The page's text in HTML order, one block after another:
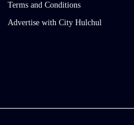
Terms and Conditions
Advertise with City Hulchul